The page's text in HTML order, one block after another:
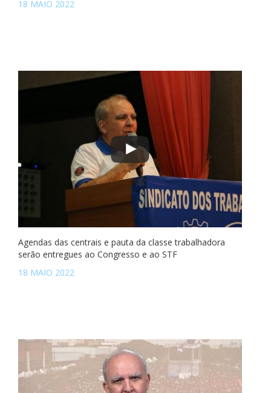
18 MAIO 2022
Agendas das centrais e pauta da classe trabalhadora
serão entregues ao Congresso e ao STF
18 MAIO 2022